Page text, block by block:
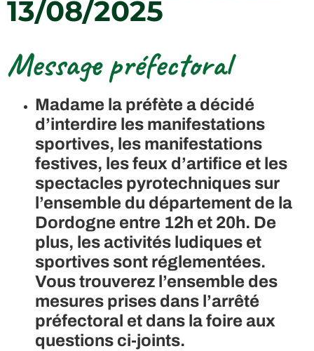
13/08/2025
Message préfectoral
Madame la préfète a décidé
d’interdire les manifestations
sportives, les manifestations
festives, les feux d’artifice et les
spectacles pyrotechniques sur
l’ensemble du département de la
Dordogne entre 12h et 20h. De
plus, les activités ludiques et
sportives sont réglementées.
Vous trouverez l’ensemble des
mesures prises dans l’arrêté
préfectoral et dans la foire aux
questions ci-joints.